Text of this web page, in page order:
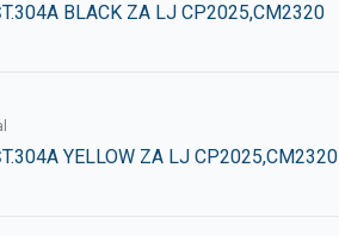
BLACK ZA LJ CP2025,CM2320
YELLOW ZA LJ CP2025,CM2320